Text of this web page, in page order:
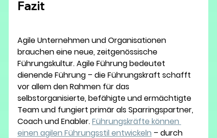
Fazit
Agile Unternehmen und Organisationen
brauchen eine neue, zeitgenössische
Führungskultur. Agile Führung bedeutet
dienende Führung – die Führungskraft schafft
vor allem den Rahmen für das
selbstorganisierte, befähigte und ermächtigte
Team und fungiert primär als Sparringspartner,
Coach und Enabler. Führungskräfte können
einen agilen Führungsstil entwickeln – durch